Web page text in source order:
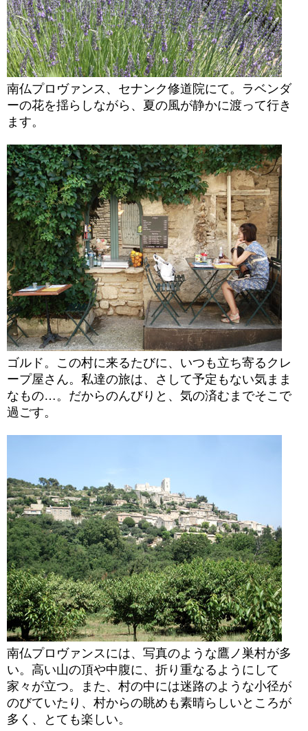
南仏プロヴァンス、セナンク修道院にて。ラベンダ
ーの花を揺らしながら、夏の風が静かに渡って行き
ます。
ゴルド。この村に来るたびに、いつも立ち寄るクレ
ープ屋さん。私達の旅は、さして予定もない気まま
なもの…。だからのんびりと、気の済むまでそこで
過ごす。
南仏プロヴァンスには、写真のような鷹ノ巣村が多
い。高い山の頂や中腹に、折り重なるようにして
家々が立つ。また、村の中には迷路のような小径が
のびていたり、村からの眺めも素晴らしいところが
多く、とても楽しい。